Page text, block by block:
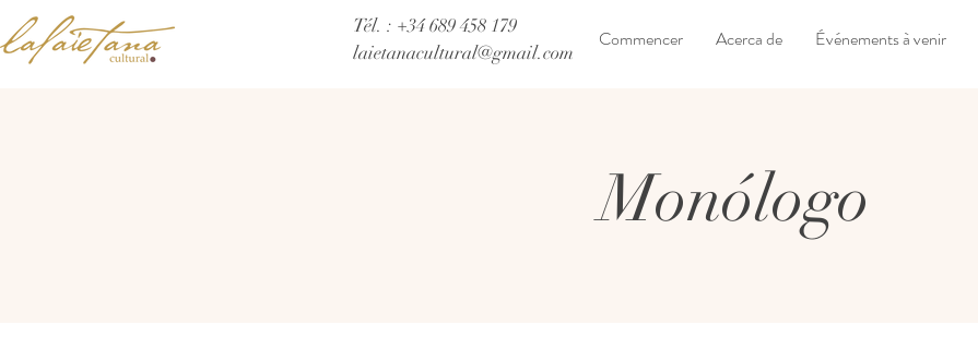
Tél. : +34 689 458 179
laietanacultural@gmail.com
Commencer Acerca de Événements à venir
Monólogo